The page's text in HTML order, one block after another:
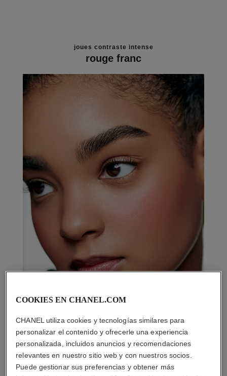
joues contraste intense
rouge franc
COOKIES EN CHANEL.COM
CHANEL utiliza cookies y tecnologías similares para
personalizar el contenido y ofrecerle una experiencia
personalizada, incluidos anuncios y recomendaciones
relevantes en nuestro sitio web y con nuestros socios.
Puede gestionar sus preferencias y obtener más